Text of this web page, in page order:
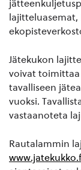
lajitteluasemat,
Jätekukon
voivat toimittaa
tavalliseen
vuoksi.
vastaanoteta
Rautalammin